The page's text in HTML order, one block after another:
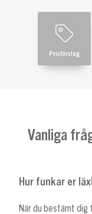
Prisförslag
Vanliga
Hur funkar er
När du bestämt dig